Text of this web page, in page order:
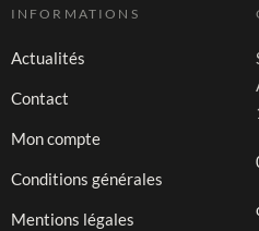
INFORMATIONS
Actualités
Contact
Mon compte
Conditions générales
Mentions légales